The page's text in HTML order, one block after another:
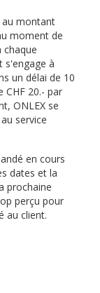
au montant
moment de
chaque
s'engage à
un délai de 10
CHF 20.- par
ONLEX se
service
en cours
dates et la
prochaine
perçu pour
au client.